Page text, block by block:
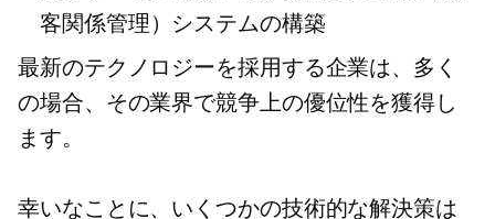
客関係管理）システムの構築
最新のテクノロジーを採用する企業は、多く
の場合、その業界で競争上の優位性を獲得し
ます。
幸いなことに、いくつかの技術的な解決策は